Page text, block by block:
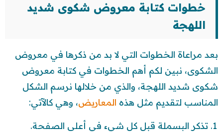
خطوات كتابة معروض شكوى شديد
اللهجة
بعد مراعاة الخطوات التي لا بد من ذكرها في معروض
الشكوى، نبين لكم أهم الخطوات في كتابة معروض
شكوى شديد اللهجة، والذي من خلالها نرسم الشكل
المناسب لتقديم مثل هذه المعاريض، وهي كالآتي:
تذكر البسملة قبل كل شيء في أعلى الصفحة.